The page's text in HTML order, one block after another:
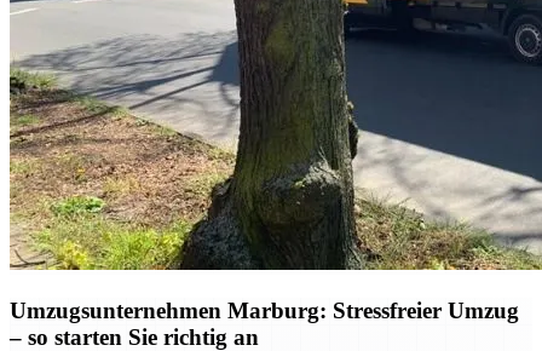
Umzugsunternehmen Marburg: Stressfreier Umzug
– so starten Sie richtig an